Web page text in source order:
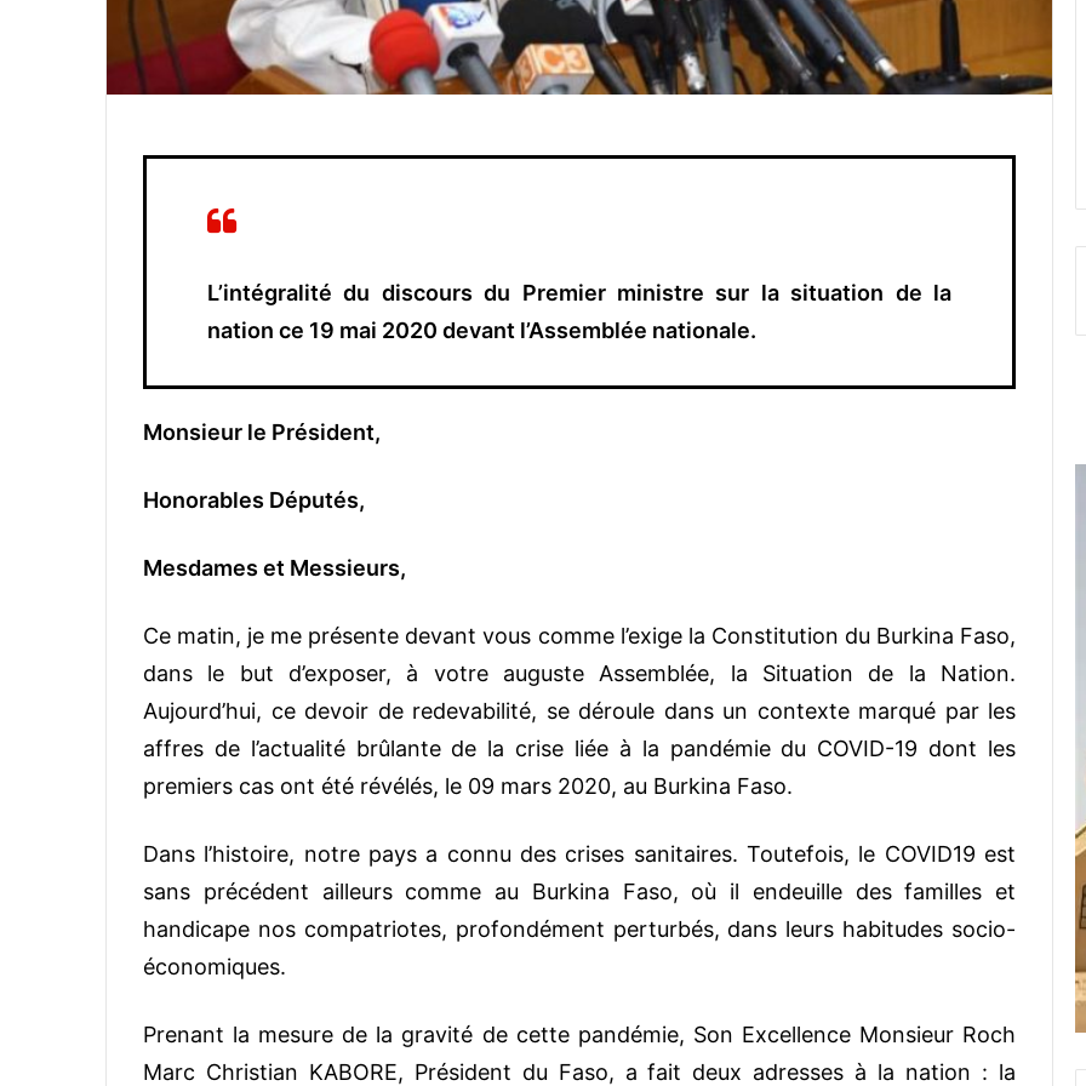
L’intégralité du discours du Premier ministre sur la situation de la
nation ce 19 mai 2020 devant l’Assemblée nationale.
Monsieur le Président,
Honorables Députés,
Mesdames et Messieurs,
Ce matin, je me présente devant vous comme l’exige la Constitution du Burkina Faso,
dans le but d’exposer, à votre auguste Assemblée, la Situation de la Nation.
Aujourd’hui, ce devoir de redevabilité, se déroule dans un contexte marqué par les
affres de l’actualité brûlante de la crise liée à la pandémie du COVID-19 dont les
premiers cas ont été révélés, le 09 mars 2020, au Burkina Faso.
Dans l’histoire, notre pays a connu des crises sanitaires. Toutefois, le COVID19 est
sans précédent ailleurs comme au Burkina Faso, où il endeuille des familles et
handicape nos compatriotes, profondément perturbés, dans leurs habitudes socio-
économiques.
Prenant la mesure de la gravité de cette pandémie, Son Excellence Monsieur Roch
Marc Christian KABORE, Président du Faso, a fait deux adresses à la nation : la